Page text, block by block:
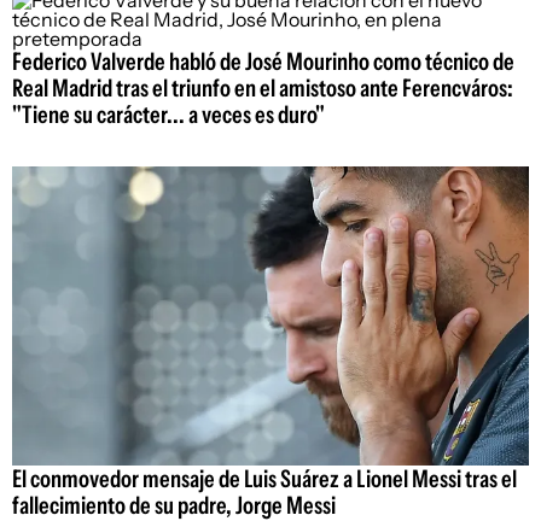
Federico Valverde habló de José Mourinho como técnico de
Real Madrid tras el triunfo en el amistoso ante Ferencváros:
"Tiene su carácter... a veces es duro"
El conmovedor mensaje de Luis Suárez a Lionel Messi tras el
fallecimiento de su padre, Jorge Messi